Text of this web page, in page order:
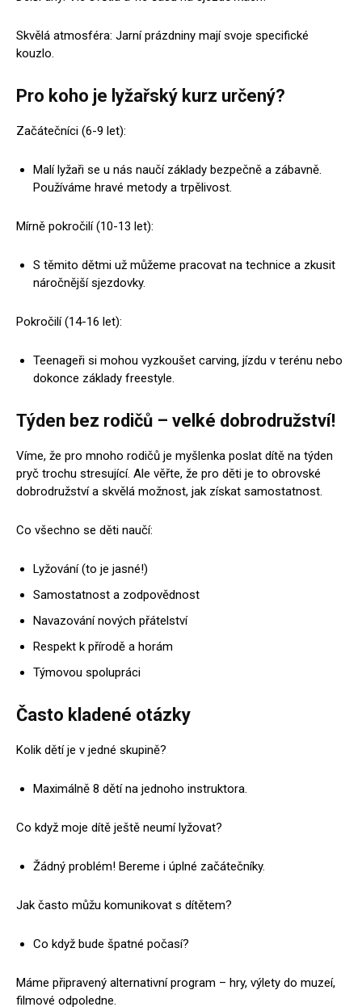
Skvělá atmosféra: Jarní prázdniny mají svoje specifické
kouzlo.
Pro koho je lyžařský kurz určený?
Začátečníci (6-9 let):
Malí lyžaři se u nás naučí základy bezpečně a zábavně.
Používáme hravé metody a trpělivost.
Mírně pokročilí (10-13 let):
S těmito dětmi už můžeme pracovat na technice a zkusit
náročnější sjezdovky.
Pokročilí (14-16 let):
Teenageři si mohou vyzkoušet carving, jízdu v terénu nebo
dokonce základy freestyle.
Týden bez rodičů – velké dobrodružství!
Víme, že pro mnoho rodičů je myšlenka poslat dítě na týden
pryč trochu stresující. Ale věřte, že pro děti je to obrovské
dobrodružství a skvělá možnost, jak získat samostatnost.
Co všechno se děti naučí:
Lyžování (to je jasné!)
Samostatnost a zodpovědnost
Navazování nových přátelství
Respekt k přírodě a horám
Týmovou spolupráci
Často kladené otázky
Kolik dětí je v jedné skupině?
Maximálně 8 dětí na jednoho instruktora.
Co když moje dítě ještě neumí lyžovat?
Žádný problém! Bereme i úplné začátečníky.
Jak často můžu komunikovat s dítětem?
Co když bude špatné počasí?
Máme připravený alternativní program – hry, výlety do muzeí,
filmové odpoledne.